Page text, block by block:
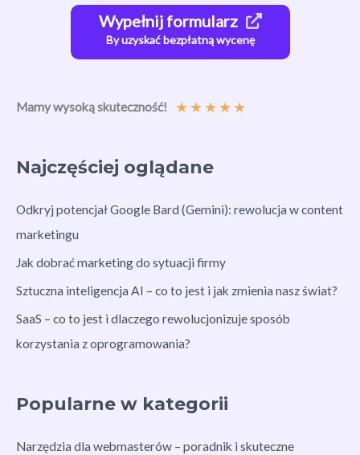
Wypełnij formularz
By uzyskać bezpłatną wycenę
Mamy wysoką skuteczność! ★★★★★
Najczęściej oglądane
Odkryj potencjał Google Bard (Gemini): rewolucja w content
marketingu
Jak dobrać marketing do sytuacji firmy
Sztuczna inteligencja AI – co to jest i jak zmienia nasz świat?
SaaS – co to jest i dlaczego rewolucjonizuje sposób
korzystania z oprogramowania?
Popularne w kategorii
Narzędzia dla webmasterów – poradnik i skuteczne